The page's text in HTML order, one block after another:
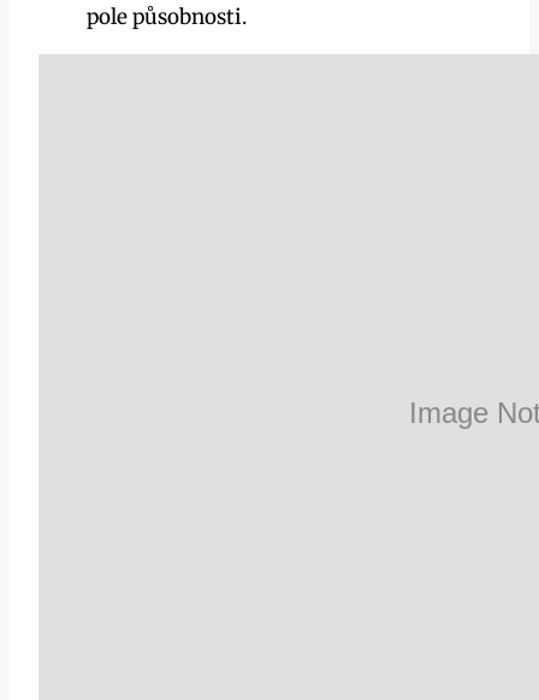
pole působnosti.